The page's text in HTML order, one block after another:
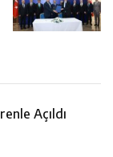
Açıldı